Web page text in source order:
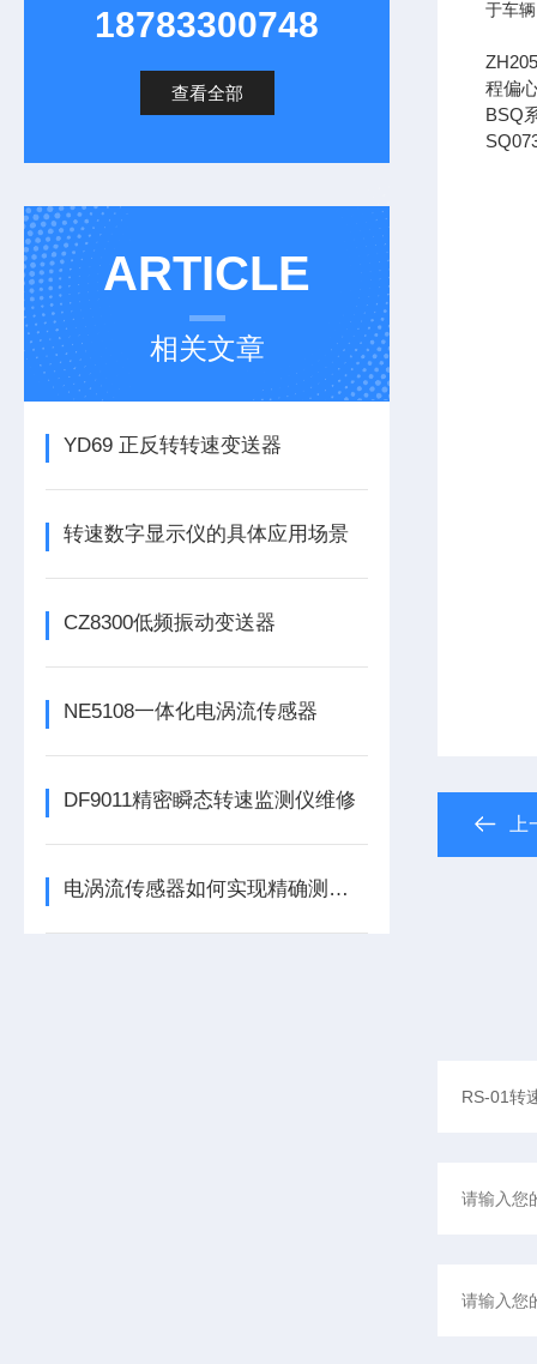
18783300748
查看全部
ARTICLE
相关文章
YD69 正反转转速变送器
转速数字显示仪的具体应用场景
CZ8300低频振动变送器
NE5108一体化电涡流传感器
DF9011精密瞬态转速监测仪维修
电涡流传感器如何实现精确测量？
于车
程偏
BSQ